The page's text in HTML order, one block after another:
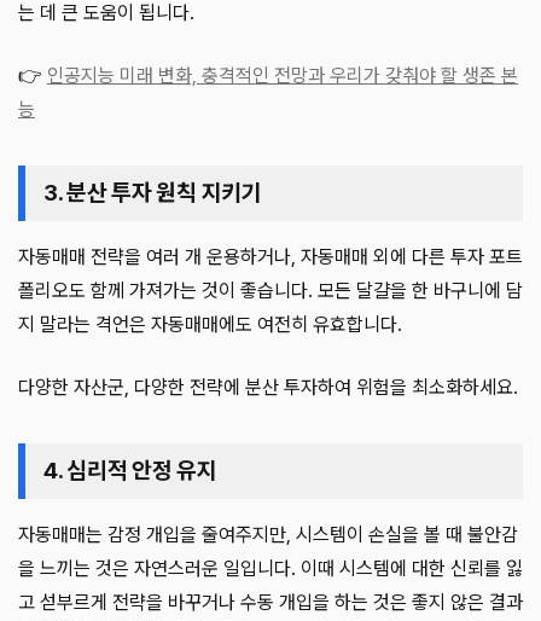
는 데 큰 도움이 됩니다.
👉 인공지능 미래 변화, 충격적인 전망과 우리가 갖춰야 할 생존 본
능
3. 분산 투자 원칙 지키기
자동매매 전략을 여러 개 운용하거나, 자동매매 외에 다른 투자 포트
폴리오도 함께 가져가는 것이 좋습니다. 모든 달걀을 한 바구니에 담
지 말라는 격언은 자동매매에도 여전히 유효합니다.
다양한 자산군, 다양한 전략에 분산 투자하여 위험을 최소화하세요.
4. 심리적 안정 유지
자동매매는 감정 개입을 줄여주지만, 시스템이 손실을 볼 때 불안감
을 느끼는 것은 자연스러운 일입니다. 이때 시스템에 대한 신뢰를 잃
고 섣부르게 전략을 바꾸거나 수동 개입을 하는 것은 좋지 않은 결과